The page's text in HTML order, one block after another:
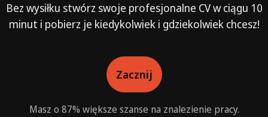
Bez wysiłku stwórz swoje profesjonalne CV w ciągu 10
minut i pobierz je kiedykolwiek i gdziekolwiek chcesz!
Zacznij
Masz o 87% większe szanse na znalezienie pracy.